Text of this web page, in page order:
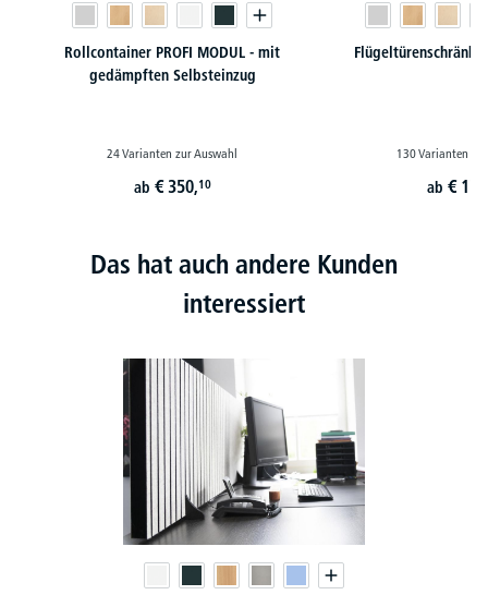
Rollcontainer PROFI MODUL - mit
gedämpften Selbsteinzug
24 Varianten zur Auswahl
ab € 350,10
Flügeltürenschränke
130 Varianten
ab €
Das hat auch andere Kunden
interessiert